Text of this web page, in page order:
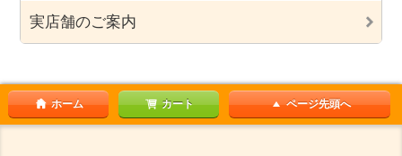
実店舗のご案内
ホーム カート ページ先頭へ